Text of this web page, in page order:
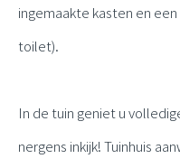
ingemaakte kasten en
toilet).
In de tuin geniet u
nergens inkijk! Tuinhuis